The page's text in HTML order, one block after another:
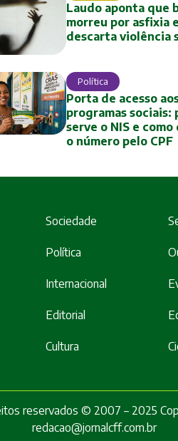
Laudo aponta que
morreu por asfixia e
descarta violência
Política
Porta de acesso
programas sociais:
serve o NIS e
o número pelo CPF
Sociedade
Política
Internacional
Editorial
Cultura
reservados © 2007 – 2025
redacao@jornalcff.com.br